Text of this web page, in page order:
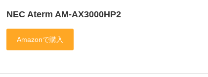
NEC Aterm AM-AX3000HP2